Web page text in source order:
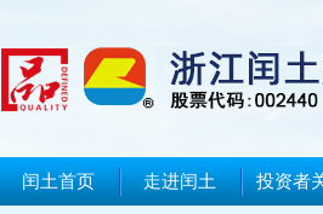
闰土首页 走进闰土 投资者